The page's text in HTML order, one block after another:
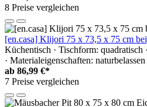
8 Preise vergleichen
[en.casa] Klijori 75 x 73,5 x 75 cm
Küchentisch · Tischform: quadratisch
· Materialeigenschaften: naturbelassen
ab 86,99 €*
7 Preise vergleichen